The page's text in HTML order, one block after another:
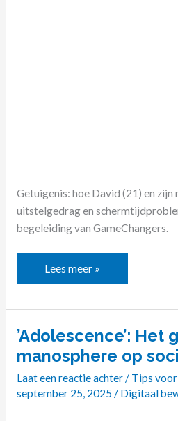
Getuigenis: hoe David (21) en zijn
uitstelgedrag en
begeleiding van GameChangers.
Lees meer »
​’Adolescence’: Het
manosphere op
Laat een reactie achter/ Tips
september 25, 2025 / Digitaal
​
’Adolescence’:
gevaar